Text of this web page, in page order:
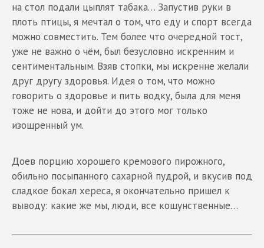
на стол подали цыплят табака… Запустив руки в
плоть птицы, я мечтал о том, что еду и спорт всегда
можно совместить. Тем более что очередной тост,
уже не важно о чём, был безусловно искренним и
сентиментальным. Взяв стопки, мы искренне желали
друг другу здоровья. Идея о том, что можно
говорить о здоровье и пить водку, была для меня
тоже не нова, и дойти до этого мог только
изощренный ум.
Доев порцию хорошего кремового пирожного,
обильно посыпанного сахарной пудрой, и вкусив под
сладкое бокал хереса, я окончательно пришел к
выводу: какие же мы, люди, все кощунственные…